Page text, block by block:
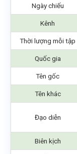
Ngày chiếu
Kênh
Thời lượng mỗi tập
Quốc gia
Tên gốc
Tên khác
Đạo diễn
Biên kịch